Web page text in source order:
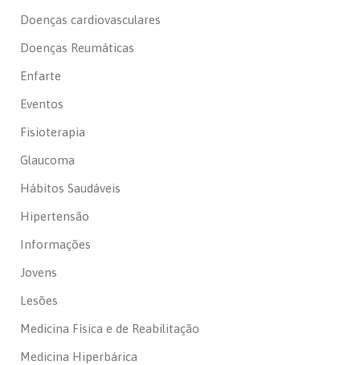
Doenças cardiovasculares
Doenças Reumáticas
Enfarte
Eventos
Fisioterapia
Glaucoma
Hábitos Saudáveis
Hipertensão
Informações
Jovens
Lesões
Medicina Física e de Reabilitação
Medicina Hiperbárica